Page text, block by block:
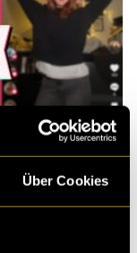
Über Cookies